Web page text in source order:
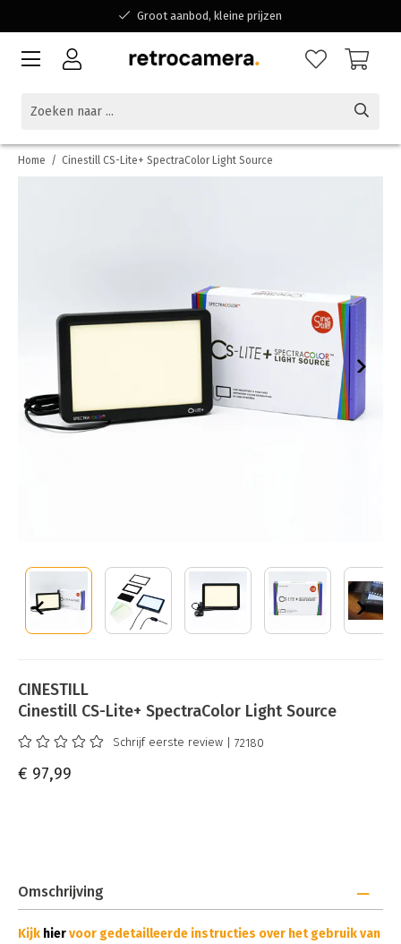
Groot aanbod, kleine prijzen
Bereikbaar voor al jouw vragen
Home / Cinestill CS-Lite+ SpectraColor Light Source
CINESTILL
Cinestill CS-Lite+ SpectraColor Light Source
Schrijf eerste review | 72180
€ 97,99
Omschrijving
Kijk hiervoor gedetailleerde instructies over het gebruik van